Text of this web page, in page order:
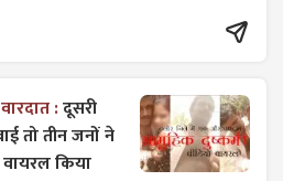
:दूसरी
तो तीन जनों ने
वायरल किया